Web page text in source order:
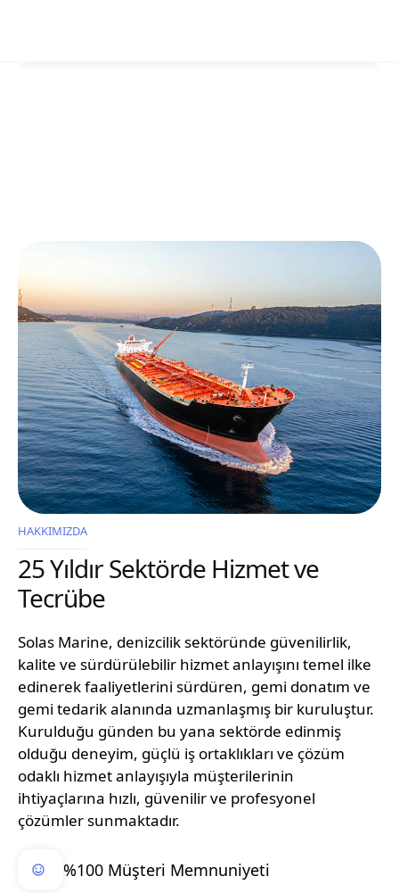
HAKKIMIZDA
25 Yıldır Sektörde Hizmet ve
Tecrübe
Solas Marine, denizcilik sektöründe güvenilirlik,
kalite ve sürdürülebilir hizmet anlayışını temel ilke
edinerek faaliyetlerini sürdüren, gemi donatım ve
gemi tedarik alanında uzmanlaşmış bir kuruluştur.
Kurulduğu günden bu yana sektörde edinmiş
olduğu deneyim, güçlü iş ortaklıkları ve çözüm
odaklı hizmet anlayışıyla müşterilerinin
ihtiyaçlarına hızlı, güvenilir ve profesyonel
çözümler sunmaktadır.
%100 Müşteri Memnuniyeti